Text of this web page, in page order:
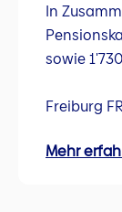
In
sowie
Freiburg FR
Mehr